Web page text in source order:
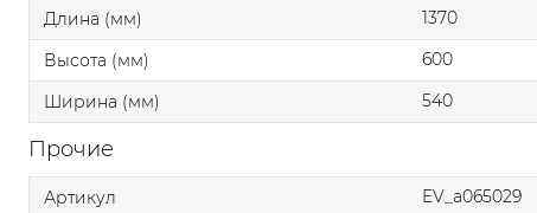
Длина (мм)
1370
Высота (мм)
600
Ширина (мм)
540
Прочие
Артикул
EV_a065029